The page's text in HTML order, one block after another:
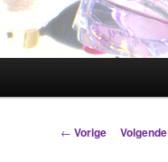
Berichtnavigatie
← Vorige Volgende